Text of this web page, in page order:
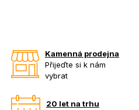
Kamenná prodejna
Přijeďte si k nám
vybrat
20 let na trhu